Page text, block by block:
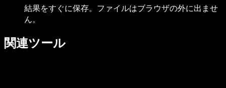
結果をすぐに保存。ファイルはブラウザの外に出ませ
ん。
関連ツール